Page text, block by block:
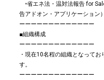
◦省エネ法・温対法報告 for
告アドオン・アプリケーション）
ーーーーーーーーーーーーー
■組織構成
ーーーーーーーーーーーーー
・現在10名程の組織となって
す。
ーーーーーーーーーーーーー